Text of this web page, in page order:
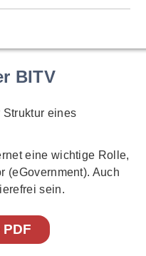
BITV
eine wichtige Rolle,
(eGovernment). Auch
sein.